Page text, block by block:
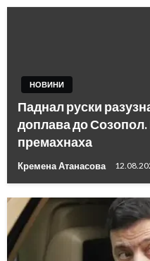
НОВИНИ
Паднал руски
доплава до Созопол.
премахнаха
Кремена Атанасова